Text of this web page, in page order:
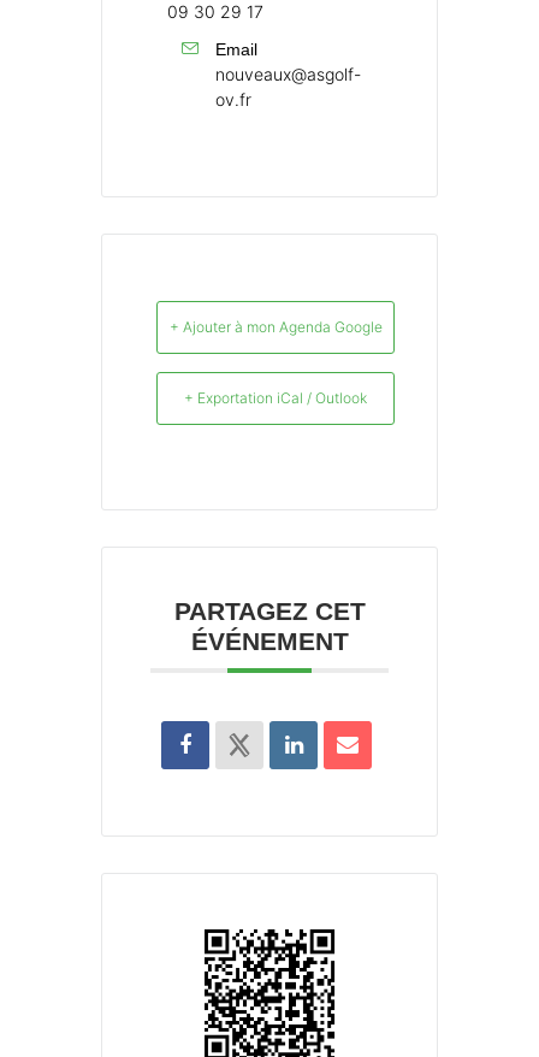
09 30 29 17
Email
nouveaux@asgolf-
ov.fr
+ Ajouter à mon Agenda Google
+ Exportation iCal / Outlook
PARTAGEZ CET
ÉVÉNEMENT